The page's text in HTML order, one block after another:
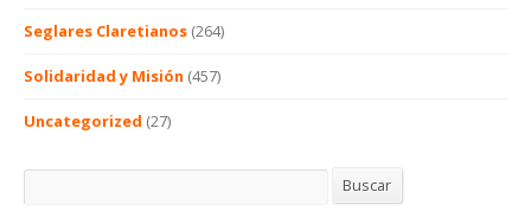
Seglares Claretianos (264)
Solidaridad y Misión (457)
Uncategorized (27)
Buscar Buscar